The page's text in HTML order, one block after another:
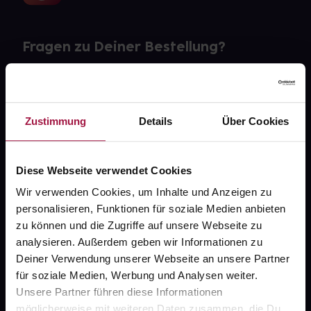
Zustimmung Details Über Cookies
Diese Webseite verwendet Cookies
Wir verwenden Cookies, um Inhalte und Anzeigen zu
personalisieren, Funktionen für soziale Medien anbieten
zu können und die Zugriffe auf unsere Webseite zu
analysieren. Außerdem geben wir Informationen zu
Deiner Verwendung unserer Webseite an unsere Partner
für soziale Medien, Werbung und Analysen weiter.
Unsere Partner führen diese Informationen
Fragen zu Deiner Bestellung?
Über uns
Karriere